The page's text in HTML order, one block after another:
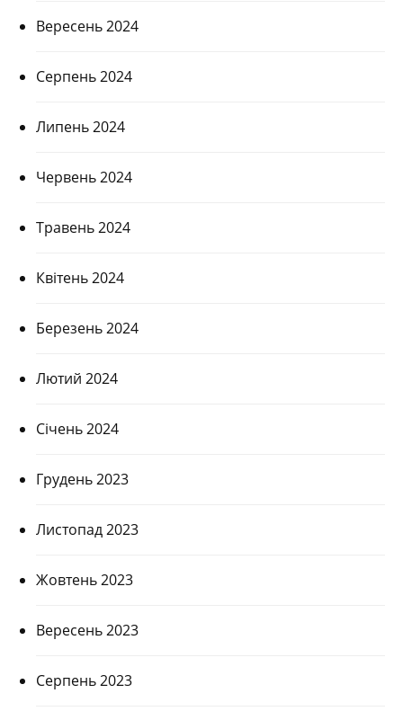
Вересень 2024
Серпень 2024
Липень 2024
Червень 2024
Травень 2024
Квітень 2024
Березень 2024
Лютий 2024
Січень 2024
Грудень 2023
Листопад 2023
Жовтень 2023
Вересень 2023
Серпень 2023